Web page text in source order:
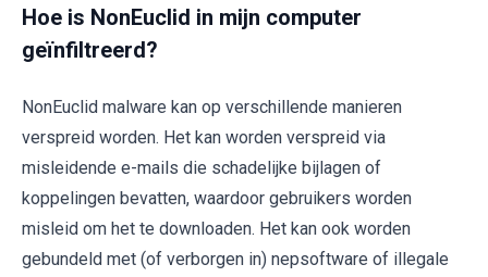
Hoe is NonEuclid in mijn computer
geïnfiltreerd?
NonEuclid malware kan op verschillende manieren
verspreid worden. Het kan worden verspreid via
misleidende e-mails die schadelijke bijlagen of
koppelingen bevatten, waardoor gebruikers worden
misleid om het te downloaden. Het kan ook worden
gebundeld met (of verborgen in) nepsoftware of illegale